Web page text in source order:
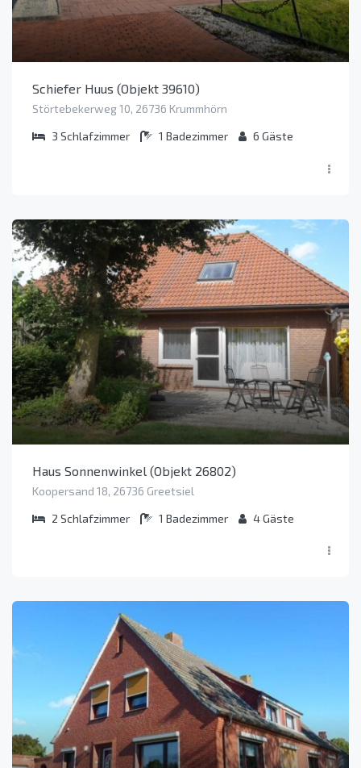
Schiefer Huus (Objekt 39610)
Störtebekerweg 10, 26736 Krummhörn
3 Schlafzimmer 1 Badezimmer 6 Gäste
Haus Sonnenwinkel (Objekt 26802)
Koopersand 18, 26736 Greetsiel
2 Schlafzimmer 1 Badezimmer 4Gäste